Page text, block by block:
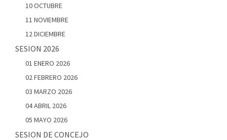
10 OCTUBRE
11 NOVIEMBRE
12 DICIEMBRE
SESION 2026
01 ENERO 2026
02 FEBRERO 2026
03 MARZO 2026
04 ABRIL 2026
05 MAYO 2026
SESION DE CONCEJO